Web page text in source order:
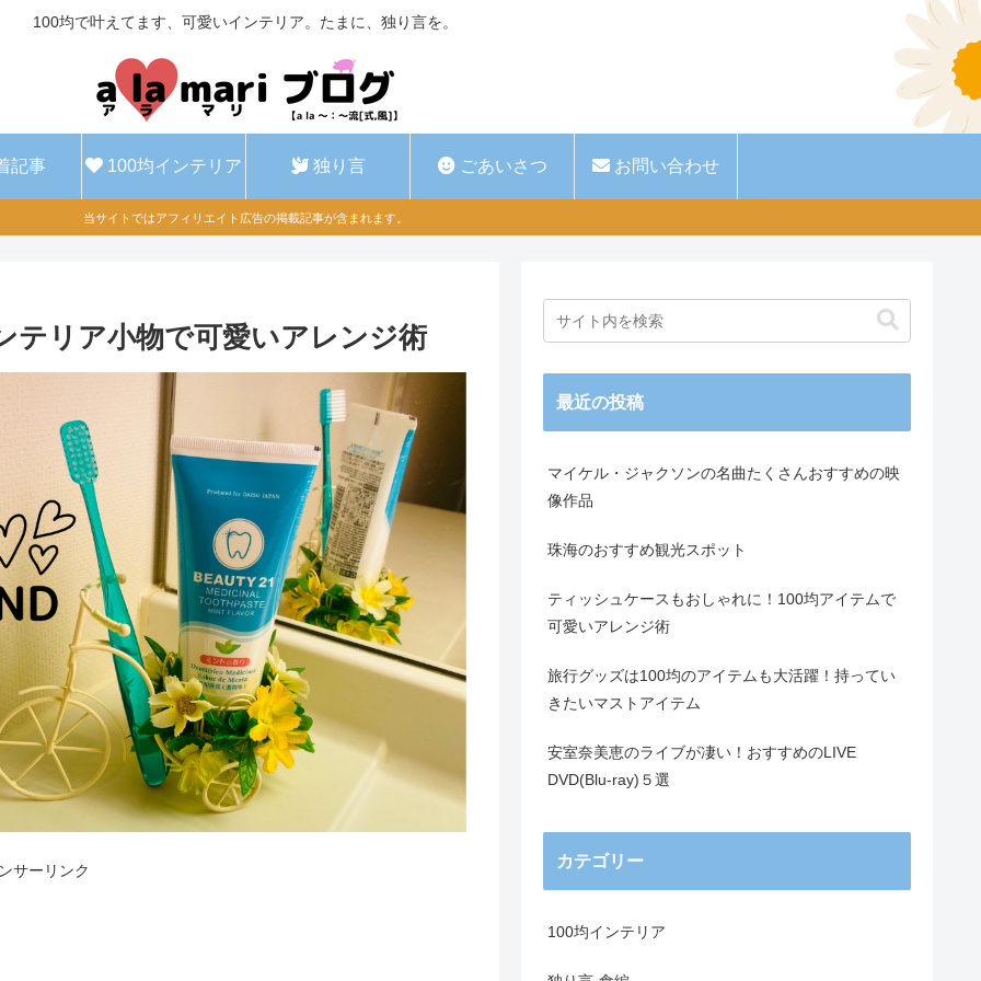
100均で叶えてます、可愛いインテリア。たまに、独り言を。
記事 100均インテリア 独り言 ごあいさつ お問い合わせ
当サイトではアフィリエイト広告の掲載記事が含まれます。
テリア小物で可愛いアレンジ術
サーリンク
最近の投稿
マイケル・ジャクソンの名曲たくさんおすすめの映
像作品
珠海のおすすめ観光スポット
ティッシュケースもおしゃれに！100均アイテムで
可愛いアレンジ術
旅行グッズは100均のアイテムも大活躍！持ってい
きたいマストアイテム
安室奈美恵のライブが凄い！おすすめのLIVE
DVD(Blu-ray)５選
カテゴリー
100均インテリア